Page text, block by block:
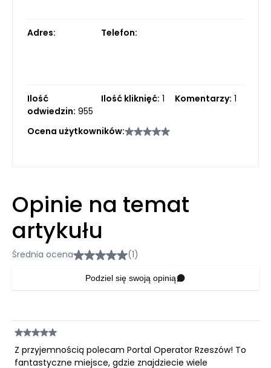
Adres: Telefon:
Ilość
odwiedzin: 955
Ilość kliknięć: 1 Komentarzy: 1
Ocena użytkowników:
Opinie na temat
artykułu
Średnia ocena (1)
Podziel się swoją opinią
Z przyjemnością polecam Portal Operator Rzeszów! To
fantastyczne miejsce, gdzie znajdziecie wiele